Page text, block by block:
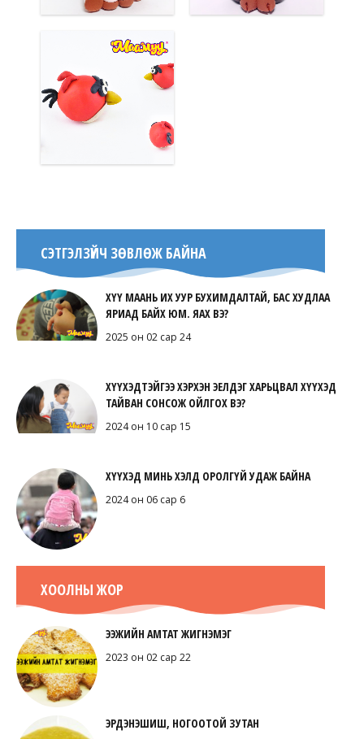
СЭТГЭЛЗҮЙЧ ЗӨВЛӨЖ БАЙНА
ХҮҮ МААНЬ ИХ УУР БУХИМДАЛТАЙ, БАС ХУДЛАА
ЯРИАД БАЙХ ЮМ. ЯАХ ВЭ?
2025 он 02 сар 24
ХҮҮХЭДТЭЙГЭЭ ХЭРХЭН ЭЕЛДЭГ ХАРЬЦВАЛ ХҮҮХЭД
ТАЙВАН СОНСОЖ ОЙЛГОХ ВЭ?
2024 он 10 сар 15
ХҮҮХЭД МИНЬ ХЭЛД ОРОЛГҮЙ УДАЖ БАЙНА
2024 он 06 сар 6
ХООЛНЫ ЖОР
ЭЭЖИЙН АМТАТ ЖИГНЭМЭГ
2023 он 02 сар 22
ЭРДЭНЭШИШ, НОГООТОЙ ЗУТАН